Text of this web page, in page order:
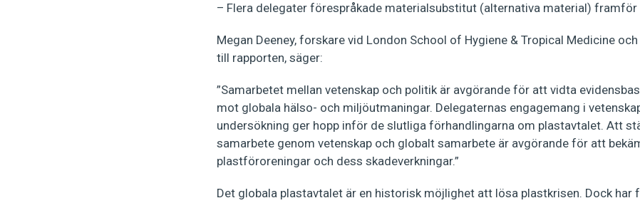
– Flera delegater förespråkade materialsubstitut (alternativa material) framför
Megan Deeney, forskare vid London School of Hygiene & Tropical Medicine
till rapporten, säger:
”Samarbetet mellan vetenskap och politik är avgörande för att vidta
mot globala hälso- och miljöutmaningar. Delegaternas engagemang i
undersökning ger hopp inför de slutliga förhandlingarna om plastavtalet. Att
samarbete genom vetenskap och globalt samarbete är avgörande för att
plastföroreningar och dess skadeverkningar.”
Det globala plastavtalet är en historisk möjlighet att lösa plastkrisen. Dock har